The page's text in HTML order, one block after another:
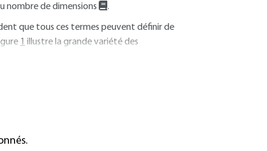
nombre de dimensions
.
que tous ces termes peuvent définir de
1 illustre la grande variété des